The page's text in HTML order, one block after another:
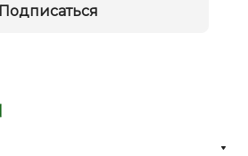
Подписаться